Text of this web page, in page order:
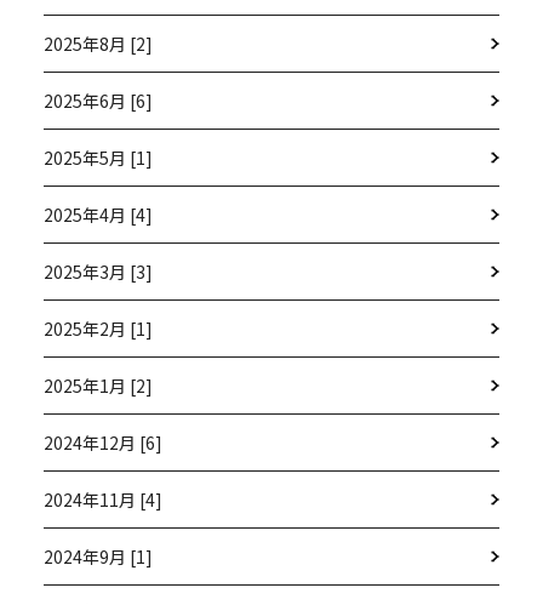
2025年8月 [2]
2025年6月 [6]
2025年5月 [1]
2025年4月 [4]
2025年3月 [3]
2025年2月 [1]
2025年1月 [2]
2024年12月 [6]
2024年11月 [4]
2024年9月 [1]